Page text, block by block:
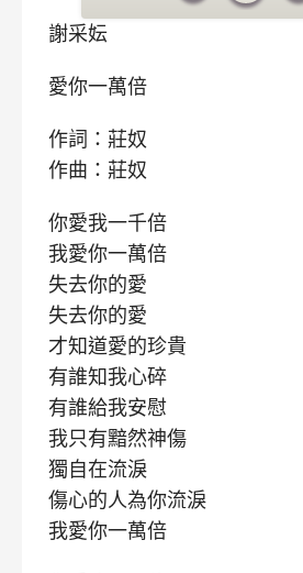
謝采妘
愛你一萬倍
作詞：莊奴
作曲：莊奴
你愛我一千倍
我愛你一萬倍
失去你的愛
失去你的愛
才知道愛的珍貴
有誰知我心碎
有誰給我安慰
我只有黯然神傷
獨自在流淚
傷心的人為你流淚
我愛你一萬倍